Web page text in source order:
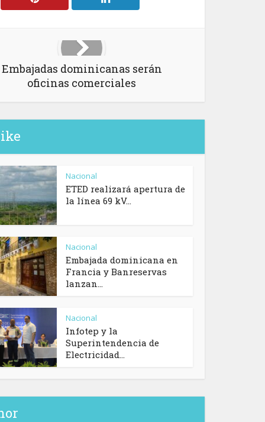
Embajadas dominicanas serán
oficinas comerciales
Nacional
ETED realizará apertura de
la línea 69 kV...
Nacional
Embajada dominicana en
Francia y Banreservas
lanzan...
Nacional
Infotep y la
Superintendencia de
Electricidad...